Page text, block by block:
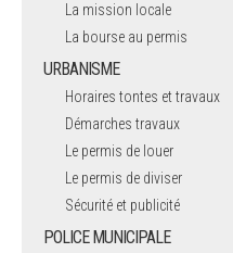
La mission locale
La bourse au permis
URBANISME
Horaires tontes et travaux
Démarches travaux
Le permis de louer
Le permis de diviser
Sécurité et publicité
POLICE MUNICIPALE